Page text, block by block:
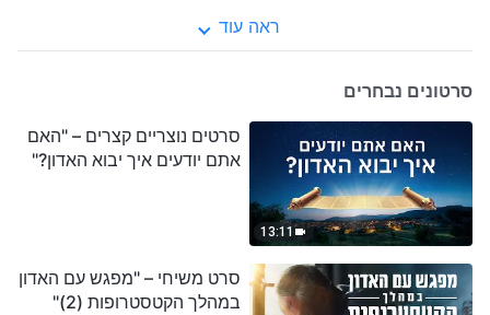
ראה עוד
סרטונים נבחרים
13:11
סרטים נוצריים קצרים – "האם
אתם יודעים איך יבוא האדון?"
סרט משיחי – "מפגש עם האדון
במהלך הקטסטרופות (2)"